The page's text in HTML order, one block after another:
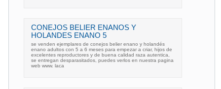
CONEJOS BELIER ENANOS Y
HOLANDES ENANO 5
se venden ejemplares de conejos belier enano y holandés
enano adultos con 5 a 6 meses para empezar a criar, hijos de
excelentes reproductores y de buena calidad raza autentica,
se entregan desparasitados, puedes verlos en nuestra pagina
web www. laca